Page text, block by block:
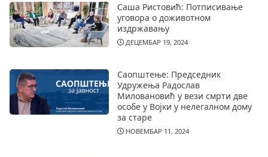
Саша Ристовић: Потписивање
уговора о доживотном
издржавању
ДЕЦЕМБАР 19, 2024
Саопштење: Председник
Удружења Радослав
Миловановић у вези смрти две
особе у Војки у нелегалном дому
за старе
НОВЕМБАР 11, 2024